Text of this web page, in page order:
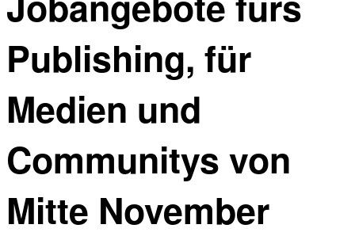
Publishing, für
Medien und
Communitys von
Mitte November